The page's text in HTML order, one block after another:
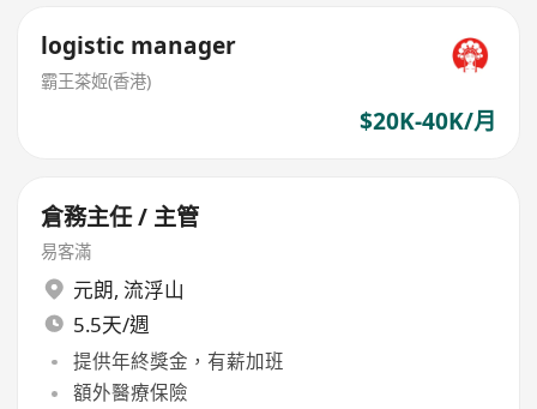
logistic manager
霸王茶姬(香港)
$20K-40K/月
倉務主任 / 主管
易客滿
元朗, 流浮山
5.5天/週
提供年終獎金，有薪加班
額外醫療保險